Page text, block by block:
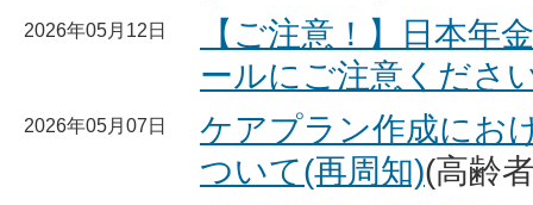
2026年05月12日
【ご注意！】日本年
ールにご注意くださ
2026年05月07日
ケアプラン作成にお
ついて(再周知)(高齢